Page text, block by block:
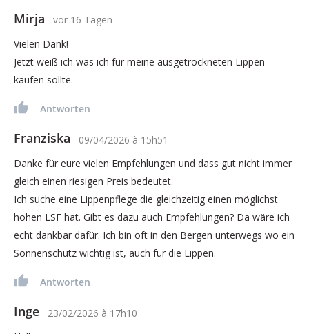
Mirja
vor 16 Tagen
Vielen Dank!
Jetzt weiß ich was ich für meine ausgetrockneten Lippen
kaufen sollte.
Antworten
Franziska 09/04/2026 à 15h51
Danke für eure vielen Empfehlungen und dass gut nicht immer
gleich einen riesigen Preis bedeutet.
Ich suche eine Lippenpflege die gleichzeitig einen möglichst
hohen LSF hat. Gibt es dazu auch Empfehlungen? Da wäre ich
echt dankbar dafür. Ich bin oft in den Bergen unterwegs wo ein
Sonnenschutz wichtig ist, auch für die Lippen.
Antworten
Inge 23/02/2026 à 17h10